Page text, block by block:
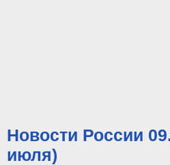
Новости России
июля)